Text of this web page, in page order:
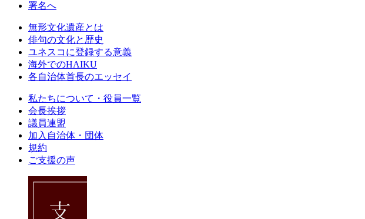
署名へ
無形文化遺産とは
俳句の文化と歴史
ユネスコに登録する意義
海外でのHAIKU
各自治体首長のエッセイ
私たちについて・役員一覧
会長挨拶
議員連盟
加入自治体・団体
規約
ご支援の声